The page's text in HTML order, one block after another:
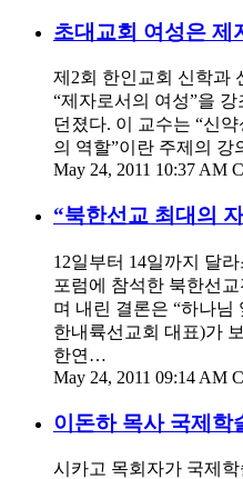
초대교회 여성은 제
제2회 한인교회 신학과
“제자로서의 여성”을
던졌다. 이 교수는 “신
의 역할”이란 주제의
May 24, 2011 10:37 AM
“북한선교 최대의
12일부터 14일까지 달
포럼에 참석한 북한선
며 내린 결론은 “하나님
한내륙선교회 대표)가
한연…
May 24, 2011 09:14 AM
이돈하 목사 국제학
시카고 목회자가 국제